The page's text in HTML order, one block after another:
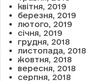
квітня, 2019
березня, 2019
лютого, 2019
січня, 2019
грудня, 2018
листопада, 2018
жовтня, 2018
вересня, 2018
серпня, 2018